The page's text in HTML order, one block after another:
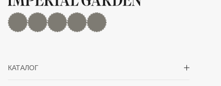
MAX Дзен YouTuberutubeTelegram
КАТАЛОГ